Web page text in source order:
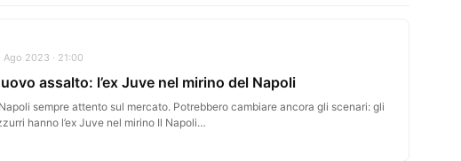
Ago 2023 · 21:00
assalto: l’ex Juve nel mirino del Napoli
sempre attento sul mercato. Potrebbero cambiare ancora gli scenari: gli
hanno l’ex Juve nel mirino Il Napoli…